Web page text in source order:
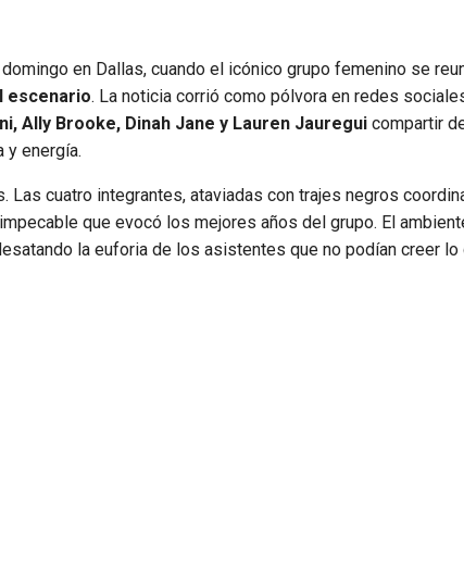
en Dallas, cuando el icónico grupo femenino se
escenario. La noticia corrió como pólvora en redes
Ally Brooke, Dinah Jane y Lauren Jauregui compartir
y energía.
Las cuatro integrantes, ataviadas con trajes negros
que evocó los mejores años del grupo. El
la euforia de los asistentes que no podían creer lo